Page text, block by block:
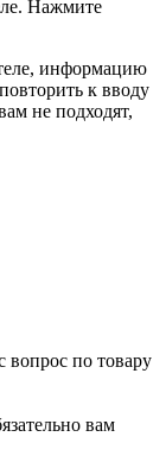
Нажмите
информацию
к вводу
не подходят,
по товару
вам